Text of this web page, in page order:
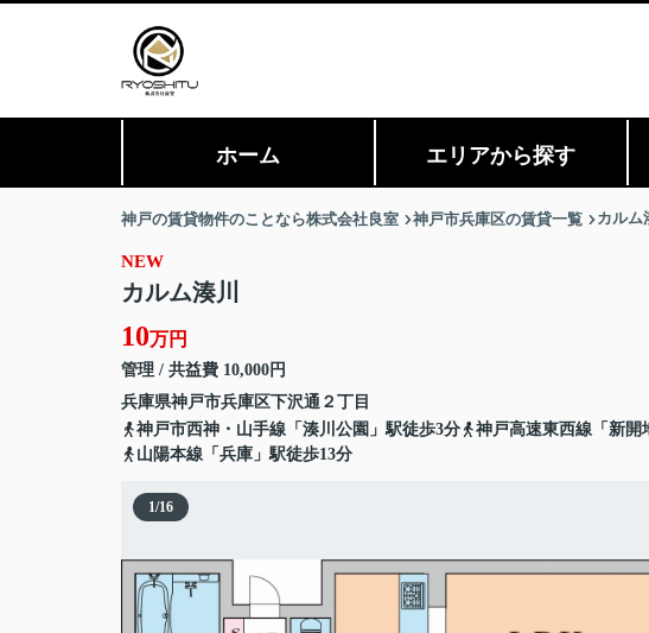
ホーム エリアから探す
神戸の賃貸物件のことなら株式会社良室 神戸市兵庫区の賃貸一覧 カルム
NEW
カルム湊川
10万円
管理 / 共益費 10,000円
兵庫県神戸市兵庫区下沢通 ２丁目
神戸市西神・山手線「湊川公園」駅徒歩3分
神戸高速東西線「新開
山陽本線「兵庫」駅徒歩13分
1/16